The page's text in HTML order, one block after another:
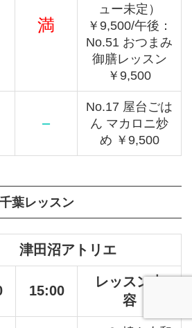
満
ュー未定）
￥9,500/午後：
No.51 おつまみ
御膳レッスン
￥9,500
－
No.17 屋台ごは
ん マカロニ炒
め ￥9,500
千葉レッスン
津田沼アトリエ
15:00
レッスン内
容